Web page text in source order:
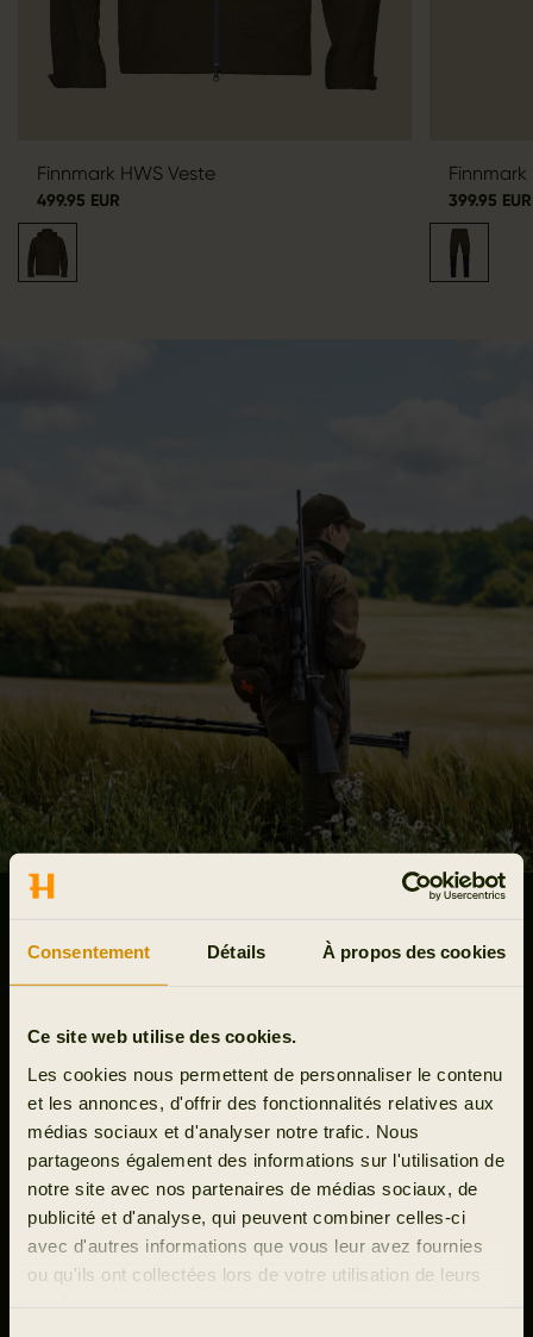
Consentement Détails À propos des cookies
Ce site web utilise des cookies.
Les cookies nous permettent de personnaliser le contenu
et les annonces, d'offrir des fonctionnalités relatives aux
médias sociaux et d'analyser notre trafic. Nous
partageons également des informations sur l'utilisation de
notre site avec nos partenaires de médias sociaux, de
publicité et d'analyse, qui peuvent combiner celles-ci
avec d'autres informations que vous leur avez fournies
ou qu'ils ont collectées lors de votre utilisation de leurs
Finnmark HWS Veste
499.95 EUR 399.95 EUR
VOICI RAGNAR, LE PREMIER
SUR LES PREMIERS SECOURS
Conçu pour une efficacité maximale, son design épuré et
urgences. Coupures, écorchures, entorse ou autre
blessure mineure... Ce kit vous assure de pouvoir faire le
nécessaire sans perdre une minute.
Découvrir Sac à dos de premiers secours Ragnar